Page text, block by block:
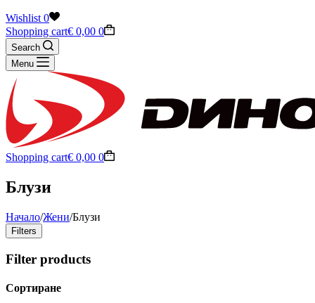
Wishlist 0
Shopping cart€ 0,00 0
Search
Menu
Shopping cart€ 0,00 0
Блузи
Начало/Жени/Блузи
Filters
Filter products
Сортиране